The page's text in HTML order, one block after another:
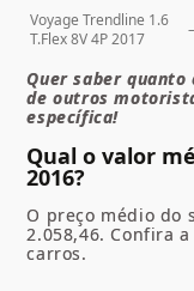
Voyage Trendline 1.6
T.Flex 8V 4P 2017
–
Quer saber
de outros
específica!
Qual o valor
2016?
O preço médio do
2.058,46. Confira
carros.